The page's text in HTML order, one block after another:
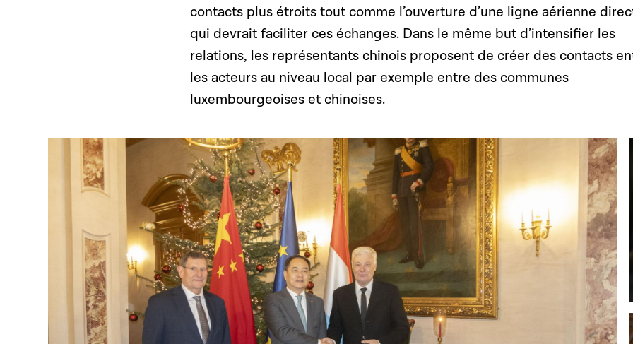
contacts plus étroits tout comme l’ouverture d’une ligne aérienne
qui devrait faciliter ces échanges. Dans le même but d’intensifier les
relations, les représentants chinois proposent de créer des contacts
les acteurs au niveau local par exemple entre des communes
luxembourgeoises et chinoises.